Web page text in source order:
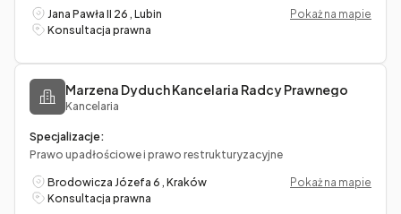
Jana Pawła II 26 , Lubin
Pokaż na mapie
Konsultacja prawna
Marzena Dyduch Kancelaria Radcy Prawnego
Kancelaria
Specjalizacje:
Prawo upadłościowe i prawo restrukturyzacyjne
Brodowicza Józefa 6 , Kraków
Pokaż na mapie
Konsultacja prawna